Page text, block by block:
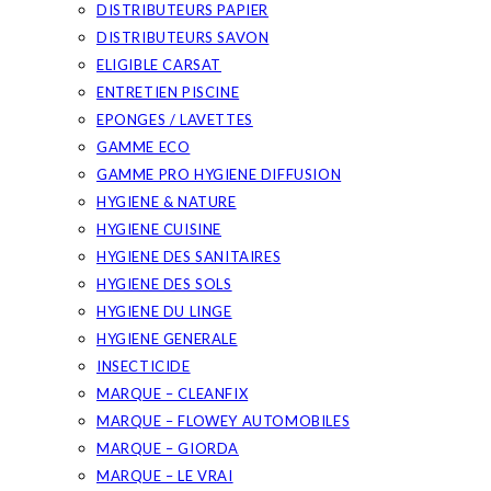
DISTRIBUTEURS PAPIER
DISTRIBUTEURS SAVON
ELIGIBLE CARSAT
ENTRETIEN PISCINE
EPONGES / LAVETTES
GAMME ECO
GAMME PRO HYGIENE DIFFUSION
HYGIENE & NATURE
HYGIENE CUISINE
HYGIENE DES SANITAIRES
HYGIENE DES SOLS
HYGIENE DU LINGE
HYGIENE GENERALE
INSECTICIDE
MARQUE – CLEANFIX
MARQUE – FLOWEY AUTOMOBILES
MARQUE – GIORDA
MARQUE – LE VRAI